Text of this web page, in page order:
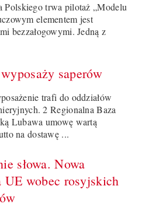
Polskiego trwa pilotaż „Modelu
elementem jest
bezzałogowymi. Jedną z
saperów
trafi do oddziałów
2 Regionalna Baza
Lubawa umowę wartą
na dostawę ...
słowa. Nowa
UE wobec rosyjskich